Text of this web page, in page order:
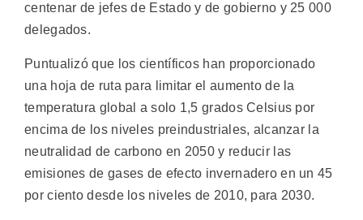
centenar de jefes de Estado y de gobierno y 25 000
delegados.
Puntualizó que los científicos han proporcionado
una hoja de ruta para limitar el aumento de la
temperatura global a solo 1,5 grados Celsius por
encima de los niveles preindustriales, alcanzar la
neutralidad de carbono en 2050 y reducir las
emisiones de gases de efecto invernadero en un 45
por ciento desde los niveles de 2010, para 2030.